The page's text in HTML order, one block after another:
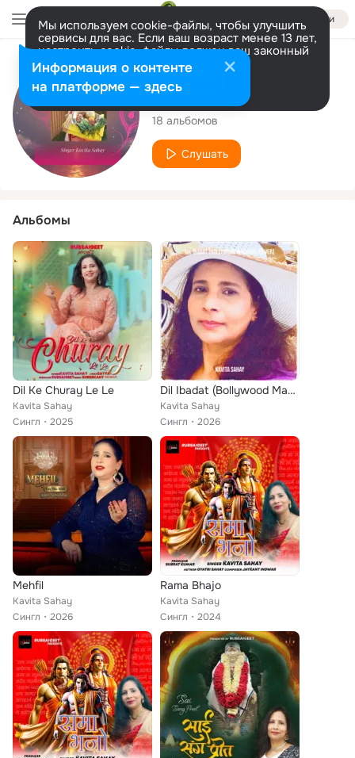
Войти
Мы используем cookie-файлы, чтобы улучшить
сервисы для вас. Если ваш возраст менее 13 лет,
настроить cookie-файлы должен ваш законный
представитель. Больше информации
Разрешить все Настроить
Исполнитель
Kavita Sahay
18 альбомов
Слушать
Альбомы
Dil Ke Churay Le Le
Kavita Sahay
Сингл
2025
Dil Ibadat (Bollywood Mashup) [Cover]
Kavita Sahay
Сингл
2026
Mehfil
Kavita Sahay
Сингл
2026
Rama Bhajo
Kavita Sahay
Сингл
2024
Информация о контенте
на платформе — здесь